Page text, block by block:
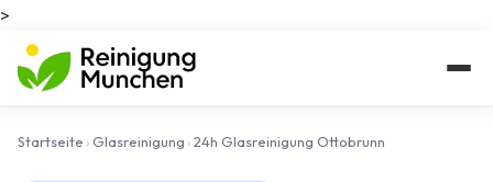
>
Startseite ›Glasreinigung ›24h Glasreinigung Ottobrunn